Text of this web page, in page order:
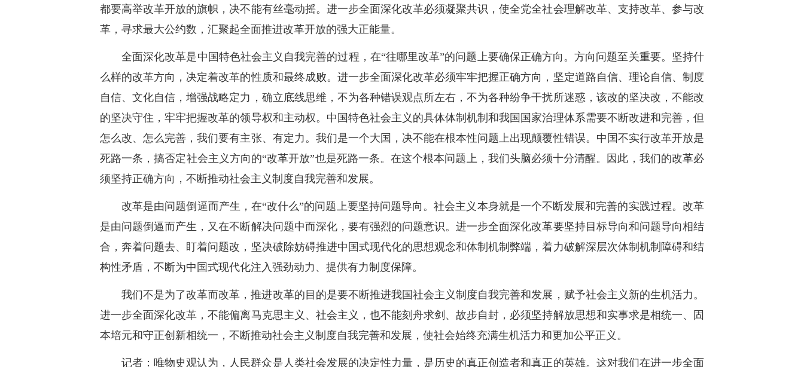
都要高举改革开放的旗帜，决不能有丝毫动摇。进一步全面深化改革必须凝聚共识，使全党全社会理解改革、支持改革、参与改
革，寻求最大公约数，汇聚起全面推进改革开放的强大正能量。
全面深化改革是中国特色社会主义自我完善的过程，在“往哪里改革”的问题上要确保正确方向。方向问题至关重要。坚持什
么样的改革方向，决定着改革的性质和最终成败。进一步全面深化改革必须牢牢把握正确方向，坚定道路自信、理论自信、制度
自信、文化自信，增强战略定力，确立底线思维，不为各种错误观点所左右，不为各种纷争干扰所迷惑，该改的坚决改，不能改
的坚决守住，牢牢把握改革的领导权和主动权。中国特色社会主义的具体体制机制和我国国家治理体系需要不断改进和完善，但
怎么改、怎么完善，我们要有主张、有定力。我们是一个大国，决不能在根本性问题上出现颠覆性错误。中国不实行改革开放是
死路一条，搞否定社会主义方向的“改革开放”也是死路一条。在这个根本问题上，我们头脑必须十分清醒。因此，我们的改革必
须坚持正确方向，不断推动社会主义制度自我完善和发展。
改革是由问题倒逼而产生，在“改什么”的问题上要坚持问题导向。社会主义本身就是一个不断发展和完善的实践过程。改革
是由问题倒逼而产生，又在不断解决问题中而深化，要有强烈的问题意识。进一步全面深化改革要坚持目标导向和问题导向相结
合，奔着问题去、盯着问题改，坚决破除妨碍推进中国式现代化的思想观念和体制机制弊端，着力破解深层次体制机制障碍和结
构性矛盾，不断为中国式现代化注入强劲动力、提供有力制度保障。
我们不是为了改革而改革，推进改革的目的是要不断推进我国社会主义制度自我完善和发展，赋予社会主义新的生机活力。
进一步全面深化改革，不能偏离马克思主义、社会主义，也不能刻舟求剑、故步自封，必须坚持解放思想和实事求是相统一、固
本培元和守正创新相统一，不断推动社会主义制度自我完善和发展，使社会始终充满生机活力和更加公平正义。
记者：唯物史观认为，人民群众是人类社会发展的决定性力量，是历史的真正创造者和真正的英雄。这对我们在进一步全面